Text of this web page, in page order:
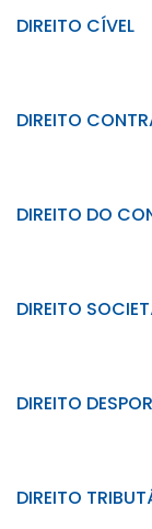
DIREITO CÍVEL
DIREITO
DIREITO DO
DIREITO
DIREITO
DIREITO